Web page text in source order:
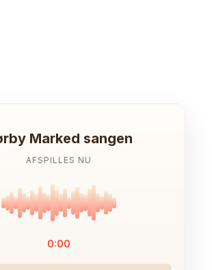
Marked sangen
AFSPILLES NU
0:00